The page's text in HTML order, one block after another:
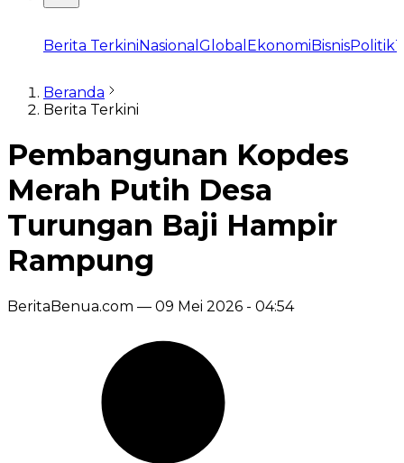
Berita TerkiniNasional Global EkonomiBisnisPolitik
Beranda
Berita Terkini
Pembangunan Kopdes
Merah Putih Desa
Turungan Baji Hampir
Rampung
BeritaBenua.com — 09 Mei 2026 - 04:54